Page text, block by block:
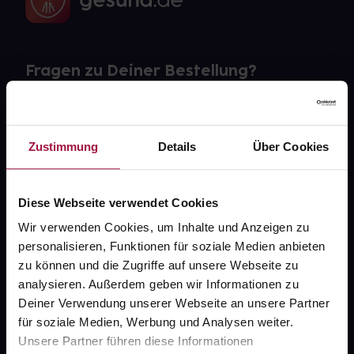
Zustimmung Details Über Cookies
Diese Webseite verwendet Cookies
Wir verwenden Cookies, um Inhalte und Anzeigen zu
personalisieren, Funktionen für soziale Medien anbieten
zu können und die Zugriffe auf unsere Webseite zu
analysieren. Außerdem geben wir Informationen zu
Deiner Verwendung unserer Webseite an unsere Partner
für soziale Medien, Werbung und Analysen weiter.
Unsere Partner führen diese Informationen
Fragen zu Deiner Bestellung?
FAQ
gesund.de
Über uns
Karriere